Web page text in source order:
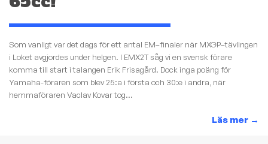
Som vanligt var det dags för ett antal EM–finaler när MXGP–tävlingen
i Loket avgjordes under helgen. I EMX2T såg vi en svensk förare
komma till start i talangen Erik Frisagård. Dock inga poäng för
Yamaha-föraren som blev 25:a i första och 30:e i andra, när
hemmaföraren Vaclav Kovar tog...
Läs mer →